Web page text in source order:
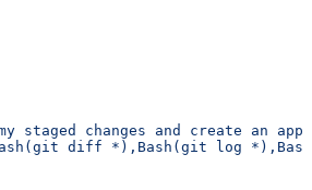
staged changes and create an
diff *),Bash(git log